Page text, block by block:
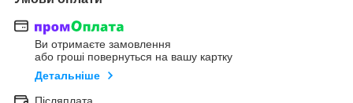
Ви отримаєте замовлення
або гроші повернуться на вашу картку
Детальніше